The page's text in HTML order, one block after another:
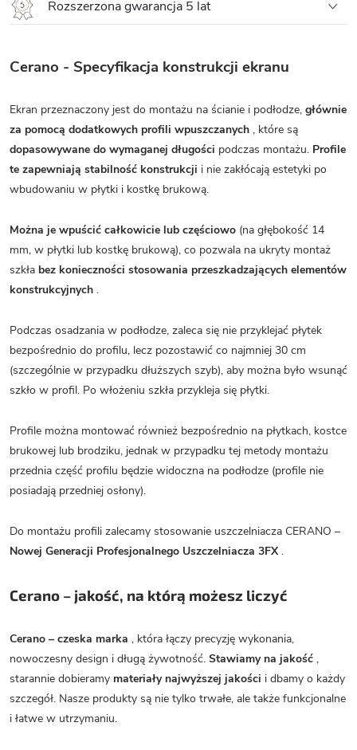
Rozszerzona gwarancja 5 lat
Cerano - Specyfikacja konstrukcji ekranu
Ekran przeznaczony jest do montażu na ścianie i podłodze, głównie
za pomocą dodatkowych profili wpuszczanych , które są
dopasowywane do wymaganej długości podczas montażu. Profile
te zapewniają stabilność konstrukcji i nie zakłócają estetyki po
wbudowaniu w płytki i kostkę brukową.
Można je wpuścić całkowicie lub częściowo (na głębokość 14
mm, w płytki lub kostkę brukową), co pozwala na ukryty montaż
szkła bez konieczności stosowania przeszkadzających elementów
konstrukcyjnych .
Podczas osadzania w podłodze, zaleca się nie przyklejać płytek
bezpośrednio do profilu, lecz pozostawić co najmniej 30 cm
(szczególnie w przypadku dłuższych szyb), aby można było wsunąć
szkło w profil. Po włożeniu szkła przykleja się płytki.
Profile można montować również bezpośrednio na płytkach, kostce
brukowej lub brodziku, jednak w przypadku tej metody montażu
przednia część profilu będzie widoczna na podłodze (profile nie
posiadają przedniej osłony).
Do montażu profili zalecamy stosowanie uszczelniacza CERANO –
Nowej Generacji Profesjonalnego Uszczelniacza 3FX.
Cerano – jakość, na którą możesz liczyć
Cerano – czeska marka , która łączy precyzję wykonania,
nowoczesny design i długą żywotność. Stawiamy na jakość ,
starannie dobieramy materiały najwyższej jakości i dbamy o każdy
szczegół. Nasze produkty są nie tylko trwałe, ale także funkcjonalne
i łatwe w utrzymaniu.